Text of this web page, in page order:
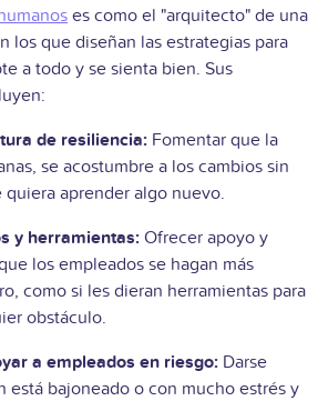
es como el "arquitecto" de una
los que diseñan las estrategias para
a todo y se sienta bien. Sus
de resiliencia: Fomentar que la
se acostumbre a los cambios sin
quiera aprender algo nuevo.
y herramientas:Ofrecer apoyo y
los empleados se hagan más
como si les dieran herramientas para
obstáculo.
a empleados en riesgo: Darse
está bajoneado o con mucho estrés y